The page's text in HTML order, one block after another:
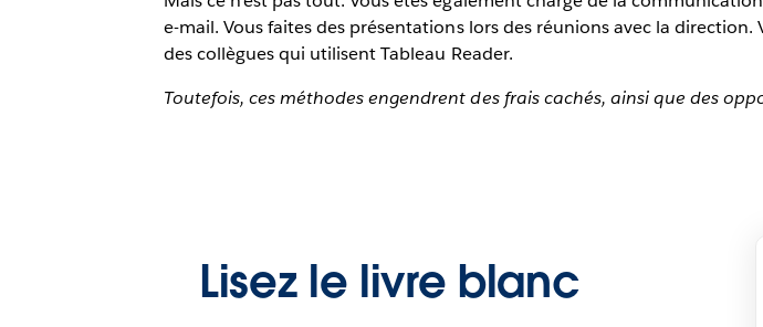
e-mail. Vous faites des présentations lors des réunions avec la
des collègues qui utilisent Tableau Reader.
Toutefois, ces méthodes engendrent des frais cachés, ainsi que des
Lisez le livre blanc